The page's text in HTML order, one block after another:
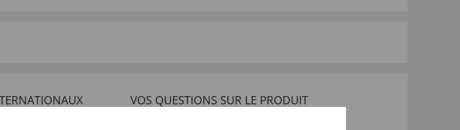
VOS QUESTIONS SUR LE PRODUIT